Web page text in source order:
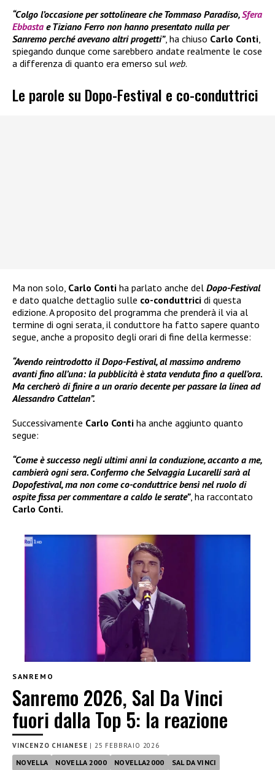
“Colgo l’occasione per sottolineare che Tommaso Paradiso,Sfera
Ebbasta e Tiziano Ferro non hanno presentato nulla per
Sanremo perché avevano altri progetti”, ha chiuso Carlo Conti,
spiegando dunque come sarebbero andate realmente le cose
a differenza di quanto era emerso sul web.
Le parole su Dopo-Festival e co-conduttrici
Ma non solo, Carlo Conti ha parlato anche del Dopo-Festival
e dato qualche dettaglio sulle co-conduttrici di questa
edizione. A proposito del programma che prenderà il via al
termine di ogni serata, il conduttore ha fatto sapere quanto
segue, anche a proposito degli orari di fine della kermesse:
“Avendo reintrodotto il Dopo-Festival, al massimo andremo
avanti fino all’una: la pubblicità è stata venduta fino a quell’ora.
Ma cercherò di finire a un orario decente per passare la linea ad
Alessandro Cattelan”.
Successivamente Carlo Conti ha anche aggiunto quanto
segue:
“Come è successo negli ultimi anni la conduzione, accanto a me,
cambierà ogni sera. Confermo che Selvaggia Lucarelli sarà al
Dopofestival, ma non come co-conduttrice bensì nel ruolo di
ospite fissa per commentare a caldo le serate”, ha raccontato
Carlo Conti.
SANREMO
Sanremo 2026, Sal Da Vinci
fuori dalla Top 5: la reazione
VINCENZO CHIANESE |25 FEBBRAIO 2026
NOVELLA NOVELLA 2000 NOVELLA2000 SAL DA VINCI